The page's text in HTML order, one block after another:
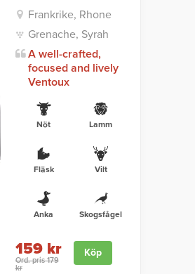
Frankrike, Rhone
Grenache, Syrah
A well-crafted,
focused and lively
Ventoux
Nöt Lamm
Fläsk Vilt
Anka Skogsfågel
159 kr
Ord. pris 179
kr
Köp